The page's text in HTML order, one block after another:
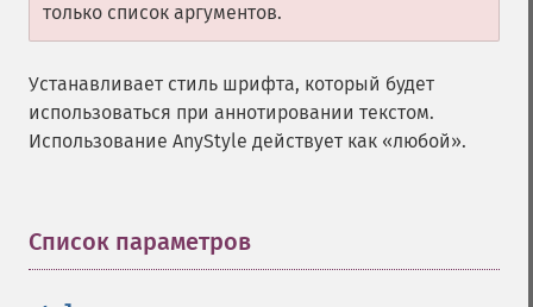
только список аргументов.
Устанавливает стиль шрифта, который будет
использоваться при аннотировании текстом.
Использование AnyStyle действует как «любой».
Список параметров